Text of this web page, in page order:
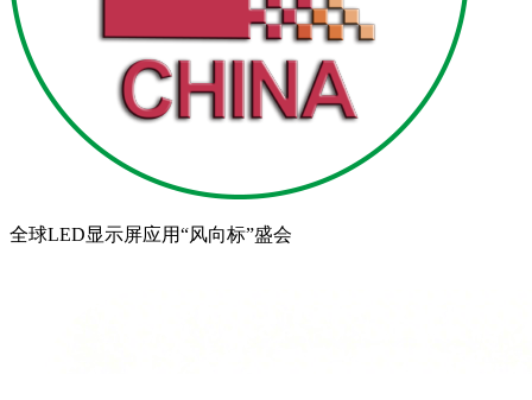
全球LED显示屏应用“风向标”盛会